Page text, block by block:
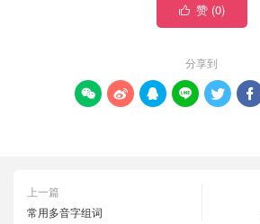
 赞 (0)
分享到
     
上一篇
常用多音字组词